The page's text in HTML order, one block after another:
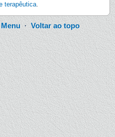
terapêutica.
Menu · Voltar ao topo